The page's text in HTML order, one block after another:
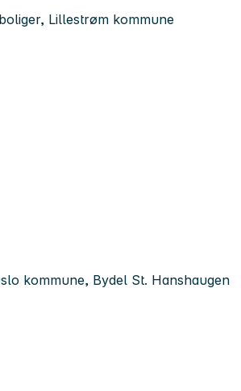
Lillestrøm kommune
kommune, Bydel St. Hanshaugen